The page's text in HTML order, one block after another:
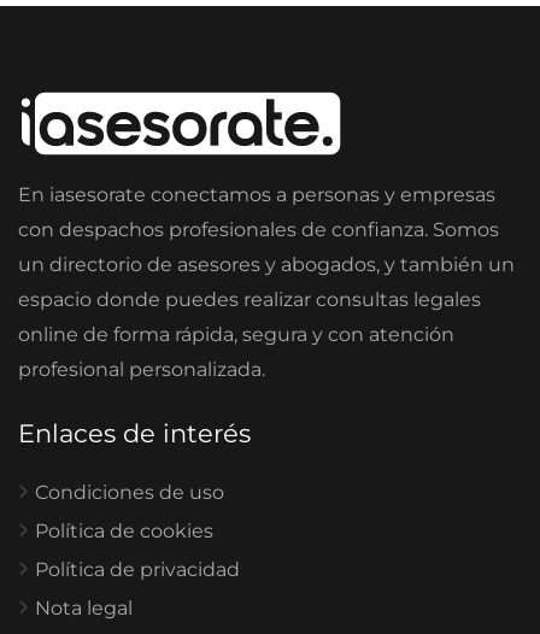
En iasesorate conectamos a personas y empresas
con despachos profesionales de confianza. Somos
un directorio de asesores y abogados, y también un
espacio donde puedes realizar consultas legales
online de forma rápida, segura y con atención
profesional personalizada.
Enlaces de interés
Condiciones de uso
Política de cookies
Política de privacidad
Nota legal